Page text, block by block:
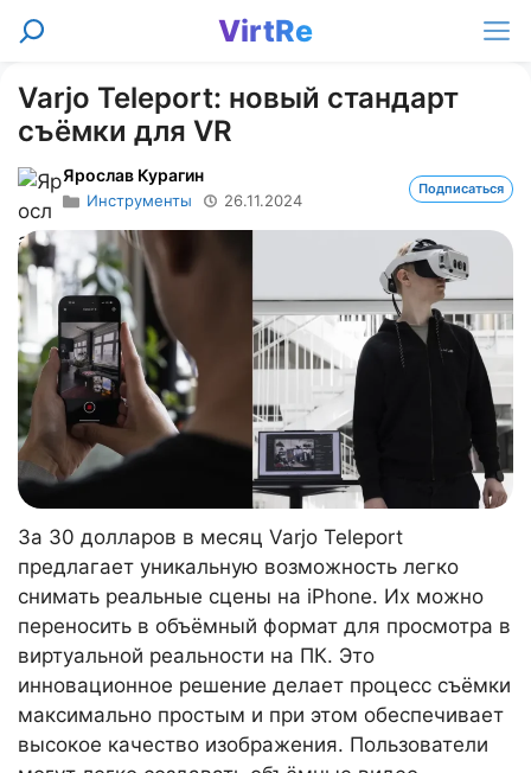
Перейти
VirtRe
Поиск
Varjo Teleport: новый стандарт
съёмки для VR
Ярослав Курагин
Инструменты 26.11.2024
Подписаться
За 30 долларов в месяц Varjo Teleport
предлагает уникальную возможность легко
снимать реальные сцены на iPhone. Их можно
переносить в объёмный формат для просмотра в
виртуальной реальности на ПК. Это
инновационное решение делает процесс съёмки
максимально простым и при этом обеспечивает
высокое качество изображения. Пользователи